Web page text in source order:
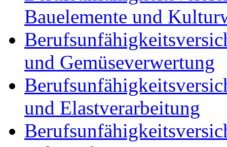
Bauelemente und
und Gemüseverwertung
und Elastverarbeitung